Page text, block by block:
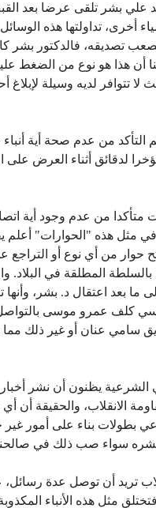
علي بشر تلقى عرضا بعد
تداولتها هذه
تصديقه، فالدكتور بشر
أن هذا هو نوع من الضغط
تتوافر لديه وسيلة لإبلاغ
تم التأكد من عدم صحة أية
لدقائق أثناء العرض على
من عدم وجود أية
مثل هذه "الحوارات" أعلم
حوار من أي نوع أو التراجع
بالسلطة المطلقة في
ما بعد اعتقال د. بشر،
كلف عمرو موسى
عنان أو غير ذلك مما
الشرعية يظنون أن نشر
الانقلاب، والحقيقة أن
بطولات بناء على أمور
سواء صب ذلك في صالحنا
تريد أن توصل عدة
مثل هذه الأنباء